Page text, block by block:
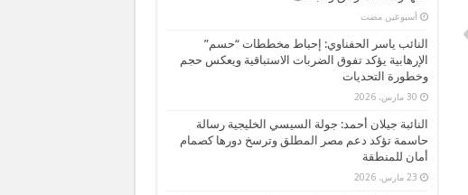
‏أسبوعين مضت
النائب ياسر الحفناوي: إحباط مخططات “حسم”
الإرهابية يؤكد تفوق الضربات الاستباقية ويعكس حجم
وخطورة التحديات
30 مارس، 2026
النائبة جيلان أحمد: جولة السيسي الخليجية رسالة
حاسمة تؤكد دعم مصر المطلق وترسخ دورها كصمام
أمان للمنطقة
23 مارس، 2026